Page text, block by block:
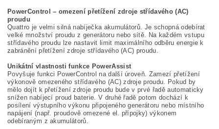
PowerControl – omezení přetížení zdroje střídavého (AC)
proudu
Quattro je velmi silná nabíječka akumulátorů. Je schopná odebírat
velké množství proudu z generátoru nebo sítě. Na každém vstupu
střídavého proudu lze nastavit limit maximálního odběru energie k
zabránění přetížení zdroje střídavého (AC) proudu.
Unikátní vlastnosti funkce PowerAssist
Povyšuje funkci PowerControl na další úroveň. Zamezí přetížení
výkonově omezeného střídavého (AC) zdroje proudu. Pokud by
mělo dojít k přetížení zdroje proudu bude v prvé řadě automaticky
snížen nabíjecí proud baterie. V druhé řadě potom dochází k
posílení výstupního výkonu připojeného generátoru nebo místního
napájení (např. proudově omezené el. přípojky) výkonem
odebíraným z akumulátorů.